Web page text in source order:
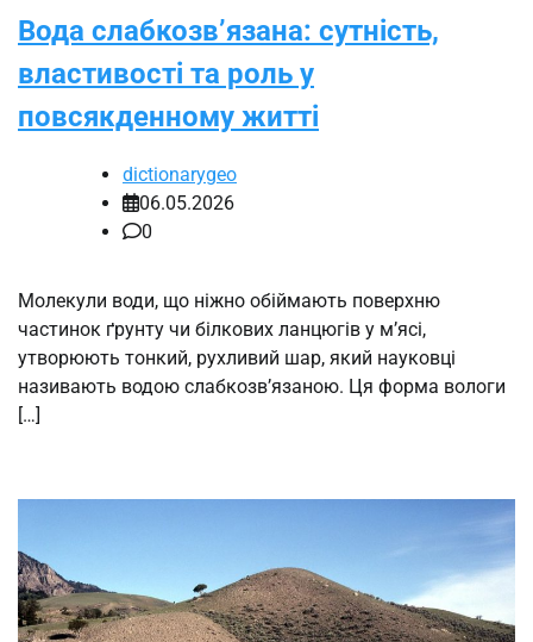
Вода слабкозв’язана: сутність,
властивості та роль у
повсякденному житті
dictionarygeo
06.05.2026
0
Молекули води, що ніжно обіймають поверхню
частинок ґрунту чи білкових ланцюгів у м’ясі,
утворюють тонкий, рухливий шар, який науковці
називають водою слабкозв’язаною. Ця форма вологи
[…]